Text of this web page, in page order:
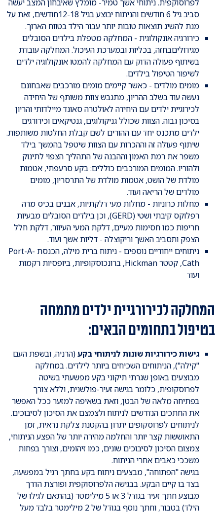
לפרוסוקפית. ניתוחי אשך טמיר- מומלץ שאיבחון המצב יעשה
סביב גיל 6 חודשים והניתוח יבוצע בגיל 12-18חודשים, זאת על
מנת להשיג תוצאות טובות יותר עבור הילד בטווח הארוך.
כירורגיה אונקולוגית - המחלקה מטפלת בילדים הסובלים
מגידוליםבחזה, בכליות ובמערכת העיכול. המחלקה עובדת
בשיתוף פעולה הדוק עם המחלקה להמטו אונקולוגיה ילדים
לשיפור הטיפול בילדים.
מומים מולדים - כאשר קיימים מומים מורכבים שאבחונם
נעשה עוד בשלב ההריון, מתגבש צוות משותף של היחידה
לכירוגיית ילדים עם היחידה לאולטרה סאונד מיילדותי והריון
בסיכון גבוה. הצוות שכולל גניקולוגים, גנטיקאים וכירורגים
ילדים מתכנס יחד עם ההורים לשם קבלת החלטות משותפות.
שיתוף פעולה זה וההכרות עם הצוות שיטפל בהמשך בילד
משפר את רמת האמון וההבנה של התהליך הצפוי לתינוק
ולהוריו. המומים המורכבים כוללים: בקע סרעפתי, אטמות
מולדת של הושט, אטמות מולדת של התרסריון, מומים
מולדים של הריאה ועוד.
מחלות כרוניות - מחלות מעי דלקתיות, אבנים בכיס מרה
רפלוקס קיבתי ושטי (GERD), וכן בילדים הסובלים מבעיות
חריפות כמו חסימות מעיים, דלקת המעי העיוור, דלקת חלל
הצפק ותסביב האשך וריקוצלה - דליות אשך ועוד.
ניתוחים ייחודיים נוספים - ניתוח ברית מילה, הכנסת Port-A-
Cath, קטטר Hickman, ברונכוסקופיות, ביופסיות רקמות
ועוד
המחלקה לכירורגיית ילדים מתמחה
בטיפול בתחומים הבאים:
גישות כירורגיות שונות לניתוחי בקע(הרניה, ובשפת העם
"קילה"), הניתוחים השכיחים ביותר לילדים. במחלקה
מבוצעים באופן שגרתי תיקוני בקע מפשעתי בשיטה
לפרוסקופית, כלומר בגישה זעיר-פולשנית, וללא צורך
בפתיחה מלאה של הבטן, וזאת בשאיפה למזער ככל האפשר
את החתכים הנדרשים לניתוח ולצמצם את הסיכון לסיבוכים.
לניתוחים לפרוסקופים יתרון בהקטנת צלקת נראית, זמן
התאוששות קצר יותר והחלמה מהירה יותר של הפצע הניתוחי,
צמצום הסיכון לסיבוכים שונים, כמו זיהומים, וצורך בפחות
משככי כאבים אחרי הניתוח.
בגישה "הפתוחה", מבצעים ניתוח בקע בחתך רגיל במפשעה,
בצד בו קיים הבקע. בבגישה הלפרוסוקפית ופורצת הדרך
מבוצע חתך זעיר בגודל 3 או 5 מילימטר (בהתאם לגילו של
הילד) בטבור, וחתך נוסף בגודל של 2 מילימטר בלבד מעל